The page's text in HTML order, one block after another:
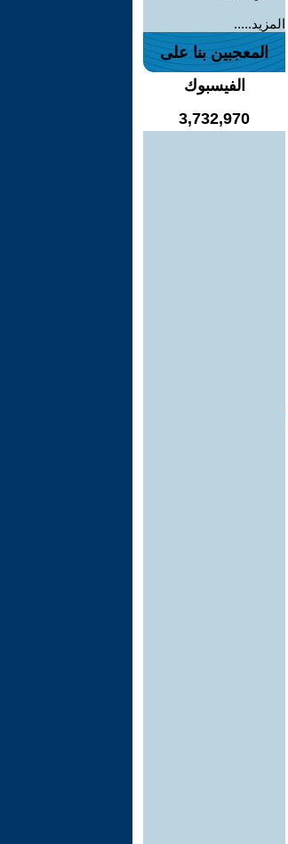
المزيد.....
المعجبين بنا على
الفيسبوك
3,732,970